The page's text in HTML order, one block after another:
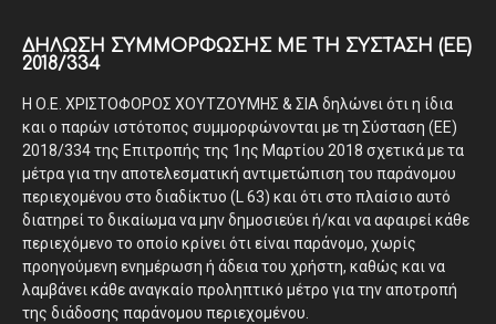
ΔΉΛΩΣΗ ΣΥΜΜΌΡΦΩΣΗΣ ΜΕ ΤΗ ΣΎΣΤΑΣΗ (ΕΕ)
2018/334
Η Ο.Ε. ΧΡΙΣΤΟΦΟΡΟΣ ΧΟΥΤΖΟΥΜΗΣ & ΣΙΑ δηλώνει ότι η ίδια
και ο παρών ιστότοπος συμμορφώνονται με τη Σύσταση (ΕΕ)
2018/334 της Επιτροπής της 1ης Μαρτίου 2018 σχετικά με τα
μέτρα για την αποτελεσματική αντιμετώπιση του παράνομου
περιεχομένου στο διαδίκτυο (L 63) και ότι στο πλαίσιο αυτό
διατηρεί το δικαίωμα να μην δημοσιεύει ή/και να αφαιρεί κάθε
περιεχόμενο το οποίο κρίνει ότι είναι παράνομο, χωρίς
προηγούμενη ενημέρωση ή άδεια του χρήστη, καθώς και να
λαμβάνει κάθε αναγκαίο προληπτικό μέτρο για την αποτροπή
της διάδοσης παράνομου περιεχομένου.